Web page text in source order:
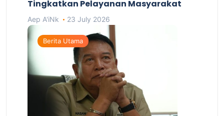
Tingkatkan Pelayanan Masyarakat
Aep A'iNk 23 July 2026
Berita Utama